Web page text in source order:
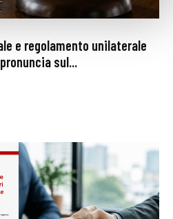
e regolamento unilaterale
sul...